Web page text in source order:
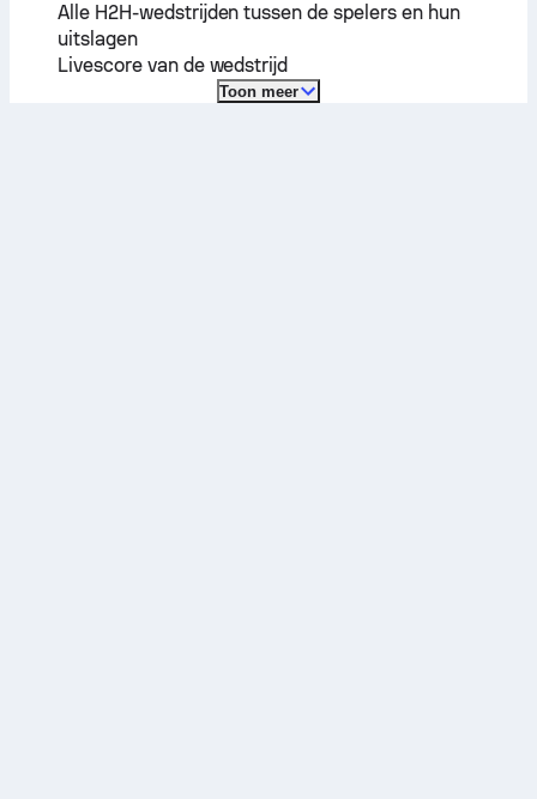
Alle H2H-wedstrijden tussen de spelers en hun
uitslagen
Livescore van de wedstrijd
Toon meer